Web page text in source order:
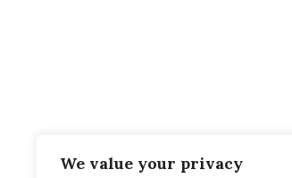
We value your privacy